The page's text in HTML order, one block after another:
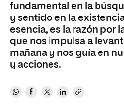
fundamental en la
y sentido en la
esencia, es la razón por
que nos impulsa a
mañana y nos guía en
y acciones.